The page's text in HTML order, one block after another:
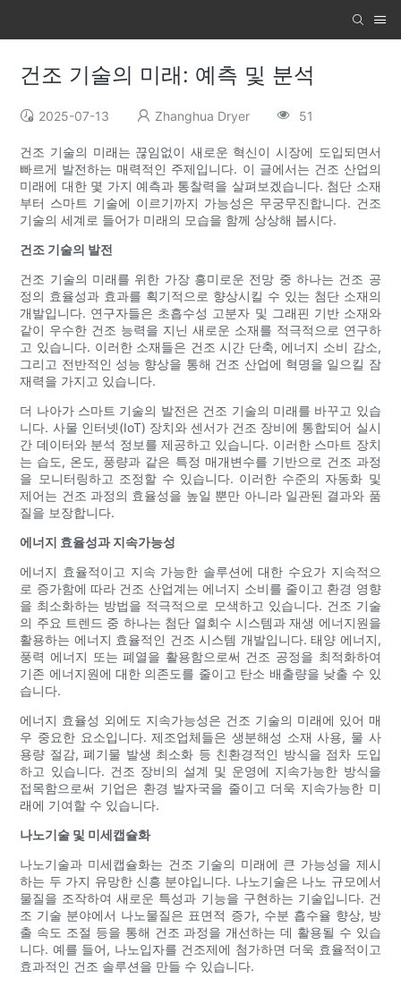
건조 기술의 미래: 예측 및 분석
2025-07-13 Zhanghua Dryer 51
건조 기술의 미래는 끊임없이 새로운 혁신이 시장에 도입되면서
빠르게 발전하는 매력적인 주제입니다. 이 글에서는 건조 산업의
미래에 대한 몇 가지 예측과 통찰력을 살펴보겠습니다. 첨단 소재
부터 스마트 기술에 이르기까지 가능성은 무궁무진합니다. 건조
기술의 세계로 들어가 미래의 모습을 함께 상상해 봅시다.
건조 기술의 발전
건조 기술의 미래를 위한 가장 흥미로운 전망 중 하나는 건조 공
정의 효율성과 효과를 획기적으로 향상시킬 수 있는 첨단 소재의
개발입니다. 연구자들은 초흡수성 고분자 및 그래핀 기반 소재와
같이 우수한 건조 능력을 지닌 새로운 소재를 적극적으로 연구하
고 있습니다. 이러한 소재들은 건조 시간 단축, 에너지 소비 감소,
그리고 전반적인 성능 향상을 통해 건조 산업에 혁명을 일으킬 잠
재력을 가지고 있습니다.
더 나아가 스마트 기술의 발전은 건조 기술의 미래를 바꾸고 있습
니다. 사물 인터넷(IoT) 장치와 센서가 건조 장비에 통합되어 실시
간 데이터와 분석 정보를 제공하고 있습니다. 이러한 스마트 장치
는 습도, 온도, 풍량과 같은 특정 매개변수를 기반으로 건조 과정
을 모니터링하고 조정할 수 있습니다. 이러한 수준의 자동화 및
제어는 건조 과정의 효율성을 높일 뿐만 아니라 일관된 결과와 품
질을 보장합니다.
에너지 효율성과 지속가능성
에너지 효율적이고 지속 가능한 솔루션에 대한 수요가 지속적으
로 증가함에 따라 건조 산업계는 에너지 소비를 줄이고 환경 영향
을 최소화하는 방법을 적극적으로 모색하고 있습니다. 건조 기술
의 주요 트렌드 중 하나는 첨단 열회수 시스템과 재생 에너지원을
활용하는 에너지 효율적인 건조 시스템 개발입니다. 태양 에너지,
풍력 에너지 또는 폐열을 활용함으로써 건조 공정을 최적화하여
기존 에너지원에 대한 의존도를 줄이고 탄소 배출량을 낮출 수 있
습니다.
에너지 효율성 외에도 지속가능성은 건조 기술의 미래에 있어 매
우 중요한 요소입니다. 제조업체들은 생분해성 소재 사용, 물 사
용량 절감, 폐기물 발생 최소화 등 친환경적인 방식을 점차 도입
하고 있습니다. 건조 장비의 설계 및 운영에 지속가능한 방식을
접목함으로써 기업은 환경 발자국을 줄이고 더욱 지속가능한 미
래에 기여할 수 있습니다.
나노기술 및 미세캡슐화
나노기술과 미세캡슐화는 건조 기술의 미래에 큰 가능성을 제시
하는 두 가지 유망한 신흥 분야입니다. 나노기술은 나노 규모에서
물질을 조작하여 새로운 특성과 기능을 구현하는 기술입니다. 건
조 기술 분야에서 나노물질은 표면적 증가, 수분 흡수율 향상, 방
출 속도 조절 등을 통해 건조 과정을 개선하는 데 활용될 수 있습
니다. 예를 들어, 나노입자를 건조제에 첨가하면 더욱 효율적이고
효과적인 건조 솔루션을 만들 수 있습니다.